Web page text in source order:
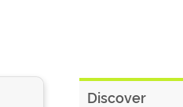
Discover